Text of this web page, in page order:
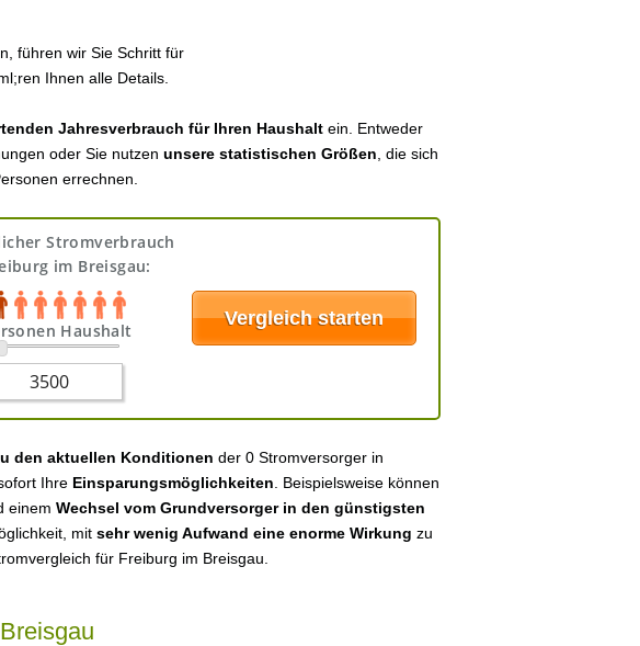
führen wir Sie Schritt für
Ihnen alle Details.
Jahresverbrauch für Ihren Haushalt ein. Entweder
oder Sie nutzen unsere statistischen Größen , die sich
errechnen.
Stromverbrauch
im Breisgau:
Haushalt
den aktuellen Konditionen der 0 Stromversorger in
Ihre Einsparungsmöglichkeiten . Beispielsweise können
einem Wechsel vom Grundversorger in den günstigsten
mit sehr wenig Aufwand eine enorme Wirkung zu
für Freiburg im Breisgau.